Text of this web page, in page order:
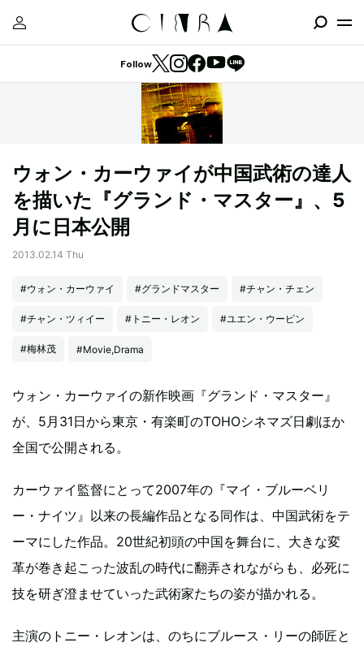
Follow
ウォン・カーウァイが中国武術の達人
を描いた『グランド・マスター』、5
月に日本公開
2013.02.14 Thu
#ウォン・カーウァイ #グランドマスター #チャン・チェン
#チャン・ツィイー #トニー・レオン #ユエン・ウーピン
#梅林茂 #Movie,Drama
ウォン・カーウァイの新作映画『グランド・マスター』
が、5月31日から東京・有楽町のTOHOシネマズ日劇ほか
全国で公開される。
カーウァイ監督にとって2007年の『マイ・ブルーベリ
ー・ナイツ』以来の長編作品となる同作は、中国武術をテ
ーマにした作品。20世紀初頭の中国を舞台に、大きな変
革が巻き起こった波乱の時代に翻弄されながらも、必死に
技を研ぎ澄ませていった武術家たちの姿が描かれる。
主演のトニー・レオンは、のちにブルース・リーの師匠と